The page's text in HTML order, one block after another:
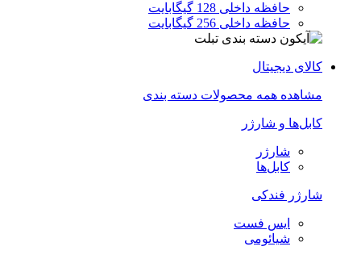
حافظه داخلی 128 گیگابایت
حافظه داخلی 256 گیگابایت
کالای دیجیتال
مشاهده همه محصولات دسته بندی
کابل‌ها و شارژر
شارژر
کابل‌ها
شارژر فندکی
ایس فست
شیائومی